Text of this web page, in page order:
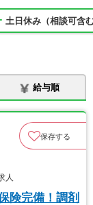
土日休み（相談可含
給与順
保存する
人
険完備！調剤